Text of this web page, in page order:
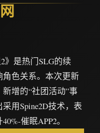
》是热门SLG的续
色关系。本次更新
增的“社团活动”事
用Spine2D技术，表
催眠APP2。